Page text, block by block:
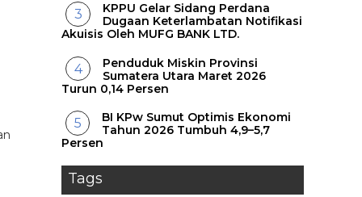
KPPU Gelar Sidang Perdana
Dugaan Keterlambatan Notifikasi
Akuisis Oleh MUFG BANK LTD.
Penduduk Miskin Provinsi
Sumatera Utara Maret 2026
Turun 0,14 Persen
BI KPw Sumut Optimis Ekonomi
Tahun 2026 Tumbuh 4,9–5,7
Persen
Tags